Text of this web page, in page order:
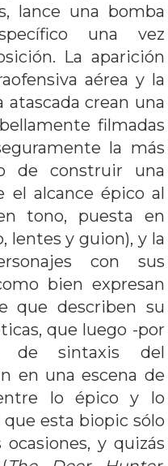
lance una bomba
una vez
La aparición
aérea y la
crean una
filmadas
la más
de construir una
el alcance épico al
tono, puesta en
lentes y guion), y la
con sus
bien expresan
que describen su
que luego -por
de sintaxis del
en una escena de
lo épico y lo
esta biopic sólo
y quizás